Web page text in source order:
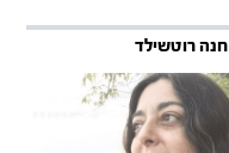
חנה רוטשילד